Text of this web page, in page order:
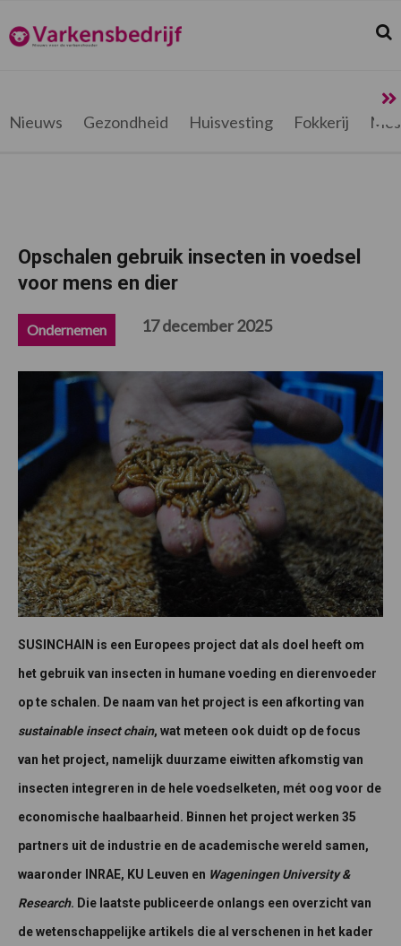
de
hoofdnavigatie
de
hoofd
de
eerste
de
voettekst
Varkensbedrijf.be
Nieuws Gezondheid Huisvesting Fokkerij
Opschalen gebruik insecten in voedsel
voor mens en dier
Ondernemen 17 december 2025
SUSINCHAIN is een Europees project dat als doel heeft om
het gebruik van insecten in humane voeding en dierenvoeder
op te schalen. De naam van het project is een afkorting van
sustainableinsectchain, wat meteen ook duidt op de focus
van het project, namelijk duurzame eiwitten afkomstig van
insecten integreren in de hele voedselketen, mét oog voor de
economische haalbaarheid. Binnen het project werken 35
partners uit de industrie en de academische wereld samen,
waaronder INRAE, KU Leuven en Wageningen University &
Research. Die laatste publiceerde onlangs een overzicht van
de wetenschappelijke artikels die al verschenen in het kader